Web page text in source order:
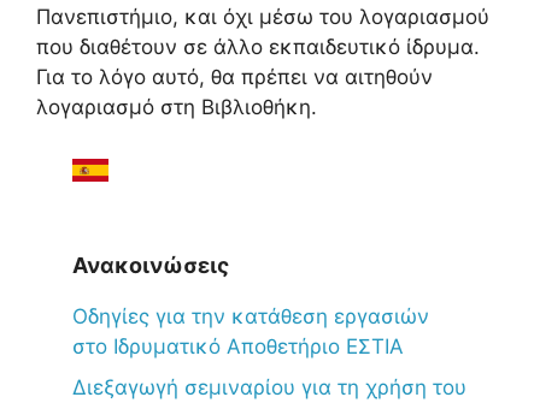
Πανεπιστήμιο, και όχι μέσω του λογαριασμού
που διαθέτουν σε άλλο εκπαιδευτικό ίδρυμα.
Για το λόγο αυτό, θα πρέπει να αιτηθούν
λογαριασμό στη Βιβλιοθήκη.
Ανακοινώσεις
Oδηγίες για την κατάθεση εργασιών
στο Ιδρυματικό Αποθετήριο ΕΣΤΙΑ
Διεξαγωγή σεμιναρίου για τη χρήση του